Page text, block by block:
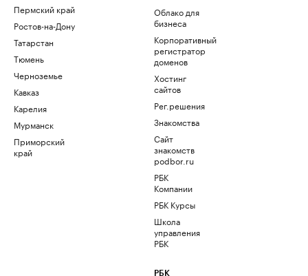
Пермский край
Ростов-на-Дону
Татарстан
Тюмень
Черноземье
Кавказ
Карелия
Мурманск
Приморский
край
Облако для
бизнеса
Корпоративный
регистратор
доменов
Хостинг
сайтов
Рег.решения
Знакомства
Сайт
знакомств
podbor.ru
РБК
Компании
РБК Курсы
Школа
управления
РБК
РБК